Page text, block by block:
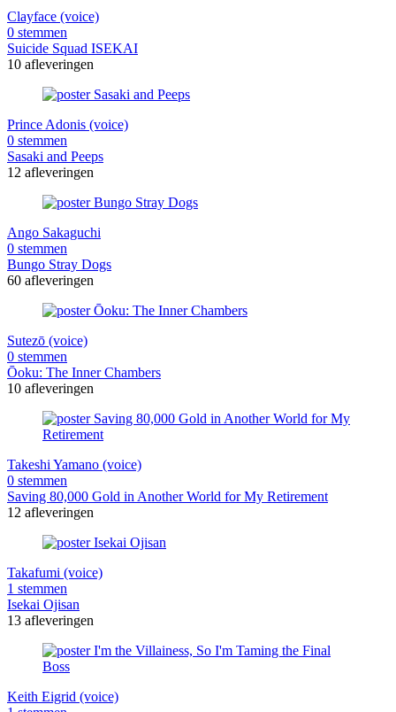
Clayface (voice)
0 stemmen
Suicide Squad ISEKAI
10 afleveringen
Prince Adonis (voice)
0 stemmen
Sasaki and Peeps
12 afleveringen
Ango Sakaguchi
0 stemmen
Bungo Stray Dogs
60 afleveringen
Sutezō (voice)
0 stemmen
Ōoku: The Inner Chambers
10 afleveringen
Takeshi Yamano (voice)
0 stemmen
Saving 80,000 Gold in Another World for My Retirement
12 afleveringen
Takafumi (voice)
1 stemmen
Isekai Ojisan
13 afleveringen
Keith Eigrid (voice)